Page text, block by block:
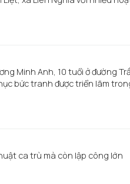
Minh Anh, 10 tuổi ở đường
bức tranh được triển lãm
ca trù mà còn lập công lớn